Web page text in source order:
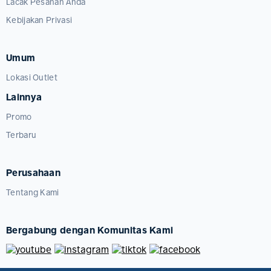
Kebijakan Privasi
Umum
Lokasi Outlet
Lainnya
Promo
Terbaru
Perusahaan
Tentang Kami
Bergabung dengan Komunitas Kami